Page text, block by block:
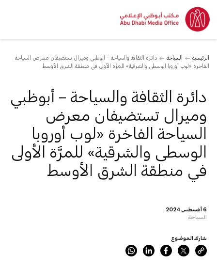
الرئيسية السياحة
دائرة الثقافة والسياحة – أبوظبي وميرال تستضيفان معرض السياحة
الفاخرة «لوب أوروبا الوسطى والشرقية» للمرَّة الأولى في منطقة الشرق الأوسط
6 أغسطس 2024
السياحة
دائرة الثقافة والسياحة – أبوظبي
وميرال تستضيفان معرض
السياحة الفاخرة «لوب أوروبا
الوسطى والشرقية» للمرَّة الأولى
في منطقة الشرق الأوسط
شارك الموضوع